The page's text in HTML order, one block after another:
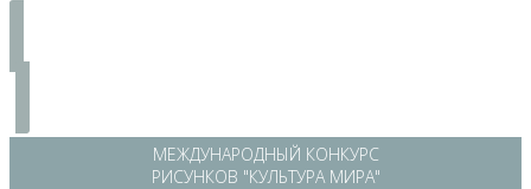
МЕЖДУНАРОДНЫЙ КОНКУРС
РИСУНКОВ "КУЛЬТУРА МИРА"